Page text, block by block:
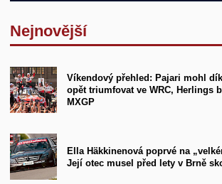
Nejnovější
Víkendový přehled: Pajari mohl
opět triumfovat ve WRC, Herlings
MXGP
Ella Häkkinenová poprvé na
Její otec musel před lety v Brně